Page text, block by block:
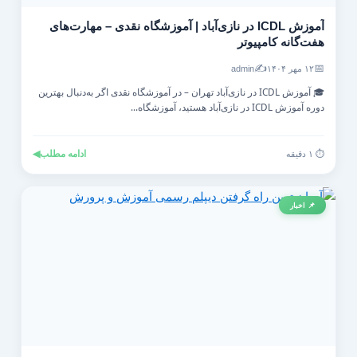
آموزش ICDL در نازی‌آباد | آموزشگاه نقدی – مهارت‌های
هفت‌گانه کامپیوتر
۱۲ مهر ۱۴۰۴ ✍️
admin
🎓 آموزش ICDL در نازی‌آباد تهران – در آموزشگاه نقدی اگر به‌دنبال بهترین
دوره آموزش ICDL در نازی‌آباد هستید، آموزشگاه...
ادامه مطلب◀
📌 اخبار